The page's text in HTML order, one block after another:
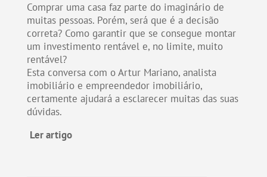
Comprar uma casa faz parte do imaginário de
muitas pessoas. Porém, será que é a decisão
correta? Como garantir que se consegue montar
um investimento rentável e, no limite, muito
rentável?
Esta conversa com o Artur Mariano, analista
imobiliário e empreendedor imobiliário,
certamente ajudará a esclarecer muitas das suas
dúvidas.
Ler artigo